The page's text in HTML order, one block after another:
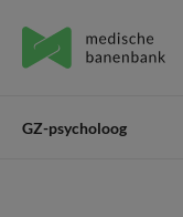
GZ-psycholoog